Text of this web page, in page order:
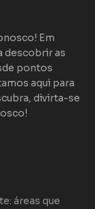
Em
descobrir as
pontos
aqui para
divirta-se
áreas que